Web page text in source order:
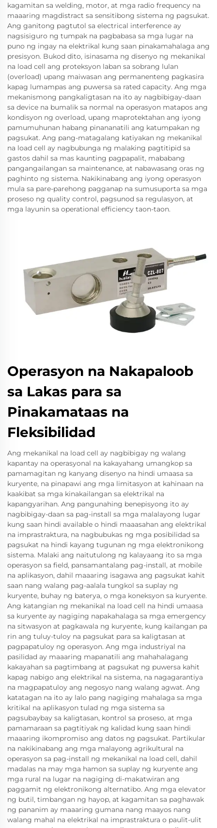
kagamitan sa welding, motor, at mga radio frequency na
maaaring magdistract sa sensitibong sistema ng pagsukat.
Ang ganitong pagtutol sa electrical interference ay
nagsisiguro ng tumpak na pagbabasa sa mga lugar na
puno ng ingay na elektrikal kung saan pinakamahalaga ang
presisyon. Bukod dito, isinasama ng disenyo ng mekanikal
na load cell ang proteksyon laban sa sobrang lulan
(overload) upang maiwasan ang permanenteng pagkasira
kapag lumampas ang puwersa sa rated capacity. Ang mga
mekanismong pangkaligtasan na ito ay nagbibigay-daan
sa device na bumalik sa normal na operasyon matapos ang
kondisyon ng overload, upang maprotektahan ang iyong
pamumuhunan habang pinananatili ang katumpakan ng
pagsukat. Ang pang-matagalang katiyakan ng mekanikal
na load cell ay nagbubunga ng malaking pagtitipid sa
gastos dahil sa mas kaunting pagpapalit, mababang
pangangailangan sa maintenance, at nabawasang oras ng
paghinto ng sistema. Nakikinabang ang iyong operasyon
mula sa pare-parehong pagganap na sumusuporta sa mga
proseso ng quality control, pagsunod sa regulasyon, at
mga layunin sa operational efficiency taon-taon.
Operasyon na Nakapaloob
sa Lakas para sa
Pinakamataas na
Fleksibilidad
Ang mekanikal na load cell ay nagbibigay ng walang
kapantay na operasyonal na kakayahang umangkop sa
pamamagitan ng kanyang disenyo na hindi umaasa sa
kuryente, na pinapawi ang mga limitasyon at kahinaan na
kaakibat sa mga kinakailangan sa elektrikal na
kapangyarihan. Ang pangunahing benepisyong ito ay
nagbibigay-daan sa pag-install sa mga malalayong lugar
kung saan hindi available o hindi maaasahan ang elektrikal
na imprastraktura, na nagbubukas ng mga posibilidad sa
pagsukat na hindi kayang tugunan ng mga elektronikong
sistema. Malaki ang naitutulong ng kalayaang ito sa mga
operasyon sa field, pansamantalang pag-install, at mobile
na aplikasyon, dahil maaaring isagawa ang pagsukat kahit
saan nang walang pag-aalala tungkol sa suplay ng
kuryente, buhay ng baterya, o mga koneksyon sa kuryente.
Ang katangian ng mekanikal na load cell na hindi umaasa
sa kuryente ay nagiging napakahalaga sa mga emergency
na sitwasyon at pagkawala ng kuryente, kung kailangan pa
rin ang tuluy-tuloy na pagsukat para sa kaligtasan at
pagpapatuloy ng operasyon. Ang mga industriyal na
pasilidad ay maaaring mapanatili ang mahahalagang
kakayahan sa pagtimbang at pagsukat ng puwersa kahit
kapag nabigo ang elektrikal na sistema, na nagagarantiya
na magpapatuloy ang negosyo nang walang agwat. Ang
katatagan na ito ay lalo pang nagiging mahalaga sa mga
kritikal na aplikasyon tulad ng mga sistema sa
pagsubaybay sa kaligtasan, kontrol sa proseso, at mga
pamamaraan sa pagtitiyak ng kalidad kung saan hindi
maaaring ikompromiso ang datos ng pagsukat. Partikular
na nakikinabang ang mga malayong agrikultural na
operasyon sa pag-install ng mekanikal na load cell, dahil
madalas na may mga hamon sa suplay ng kuryente ang
mga rural na lugar na nagiging di-makatwiran ang
paggamit ng elektronikong alternatibo. Ang mga elevator
ng butil, timbangan ng hayop, at kagamitan sa paghawak
ng pananim ay maaaring gumana nang maayos nang
walang mahal na elektrikal na imprastraktura o paulit-ulit